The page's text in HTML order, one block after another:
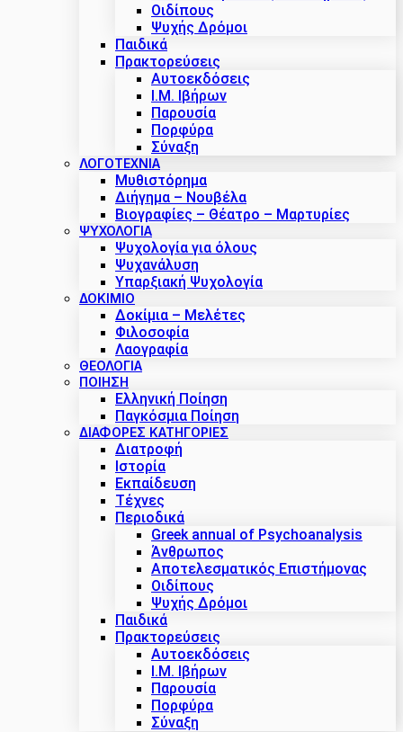
Οιδίπους
Ψυχής Δρόμοι
Παιδικά
Πρακτoρεύσεις
Αυτοεκδόσεις
Ι.Μ. Ιβήρων
Παρουσία
Πορφύρα
Σύναξη
ΛΟΓΟΤΕΧΝΙΑ
Μυθιστόρημα
Διήγημα – Νουβέλα
Βιογραφίες – Θέατρο – Μαρτυρίες
ΨΥΧΟΛΟΓΙΑ
Ψυχολογία για όλους
Ψυχανάλυση
Υπαρξιακή Ψυχολογία
ΔΟΚΊΜΙΟ
Δοκίμια – Μελέτες
Φιλοσοφία
Λαογραφία
ΘΕΟΛΟΓΙΑ
ΠΟΙΗΣΗ
Ελληνική Ποίηση
Παγκόσμια Ποίηση
ΔΙΑΦΟΡΕΣ ΚΑΤΗΓΟΡΙΕΣ
Διατροφή
Ιστορία
Εκπαίδευση
Τέχνες
Περιοδικά
Greek annual of Psychoanalysis
Άνθρωπος
Αποτελεσματικός Επιστήμονας
Οιδίπους
Ψυχής Δρόμοι
Παιδικά
Πρακτoρεύσεις
Αυτοεκδόσεις
Ι.Μ. Ιβήρων
Παρουσία
Πορφύρα
Σύναξη